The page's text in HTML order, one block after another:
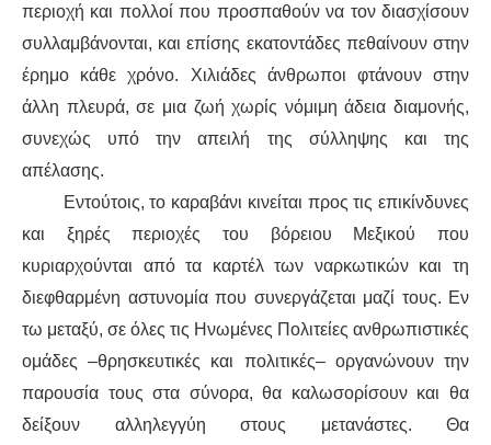
περιοχή και πολλοί που προσπαθούν να τονδιασχίσουν
συλλαμβάνονται, και επίσης εκατοντάδες πεθαίνουν στην
έρημο κάθε χρόνο. Χιλιάδες άνθρωποι φτάνουν στην
άλλη πλευρά,σε μια ζωή χωρίς νόμιμη άδεια διαμονής,
συνεχώς υπό την απειλή της σύλληψης και της
απέλασης.
Εντούτοις, το καραβάνι κινείται προς τις επικίνδυνες
και ξηρές περιοχές του βόρειου Μεξικού που
κυριαρχούνται από τα καρτέλ των ναρκωτικών και τη
διεφθαρμένη αστυνομία που συνεργάζεται μαζί τους. Εν
τω μεταξύ, σε όλες τις Ηνωμένες Πολιτείες ανθρωπιστικές
ομάδες –θρησκευτικές και πολιτικές–οργανώνουντην
παρουσία τουςστα σύνορα,θα καλωσορίσουνκαιθα
δείξουν αλληλεγγύη στους μετανάστες. Θα